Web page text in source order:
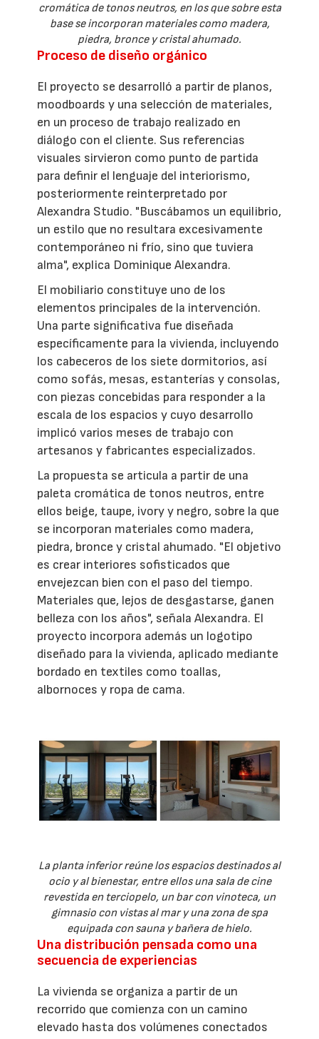
cromática de tonos neutros, en los que sobre esta
base se incorporan materiales como madera,
piedra, bronce y cristal ahumado.
Proceso de diseño orgánico
El proyecto se desarrolló a partir de planos,
moodboards y una selección de materiales,
en un proceso de trabajo realizado en
diálogo con el cliente. Sus referencias
visuales sirvieron como punto de partida
para definir el lenguaje del interiorismo,
posteriormente reinterpretado por
Alexandra Studio. "Buscábamos un equilibrio,
un estilo que no resultara excesivamente
contemporáneo ni frío, sino que tuviera
alma", explica Dominique Alexandra.
El mobiliario constituye uno de los
elementos principales de la intervención.
Una parte significativa fue diseñada
específicamente para la vivienda, incluyendo
los cabeceros de los siete dormitorios, así
como sofás, mesas, estanterías y consolas,
con piezas concebidas para responder a la
escala de los espacios y cuyo desarrollo
implicó varios meses de trabajo con
artesanos y fabricantes especializados.
La propuesta se articula a partir de una
paleta cromática de tonos neutros, entre
ellos beige, taupe, ivory y negro, sobre la que
se incorporan materiales como madera,
piedra, bronce y cristal ahumado. "El objetivo
es crear interiores sofisticados que
envejezcan bien con el paso del tiempo.
Materiales que, lejos de desgastarse, ganen
belleza con los años", señala Alexandra. El
proyecto incorpora además un logotipo
diseñado para la vivienda, aplicado mediante
bordado en textiles como toallas,
albornoces y ropa de cama.
La planta inferior reúne los espacios destinados al
ocio y al bienestar, entre ellos una sala de cine
revestida en terciopelo, un bar con vinoteca, un
gimnasio con vistas al mar y una zona de spa
equipada con sauna y bañera de hielo.
Una distribución pensada como una
secuencia de experiencias
La vivienda se organiza a partir de un
recorrido que comienza con un camino
elevado hasta dos volúmenes conectados